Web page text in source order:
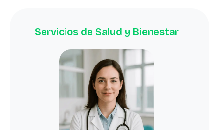
Servicios de Salud y Bienestar